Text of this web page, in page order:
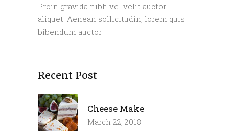
Proin gravida nibh vel velit auctor
aliquet. Aenean sollicitudin, lorem quis
bibendum auctor.
Recent Post
Cheese Make
March 22, 2018